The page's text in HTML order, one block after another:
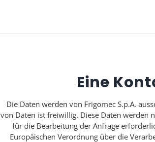
Eine
Die Daten werden von Frigomec S.p.A.
von Daten ist freiwillig. Diese Daten werden
für die Bearbeitung der Anfrage
Europäischen Verordnung über die